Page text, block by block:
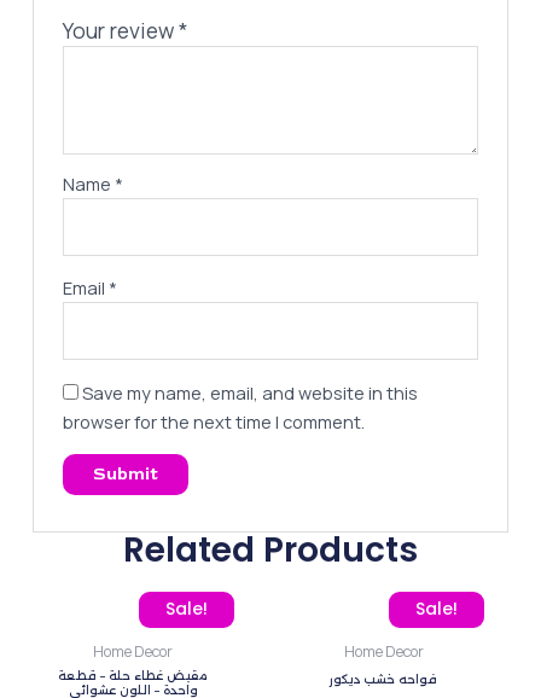
Your review*
Name *
Email *
Save my name, email, and website in this
browser for the next time I comment.
Related Products
Sale!
Home Decor
مقبض غطاء حلة – قطعة
واحدة – اللون عشوائي
Original price was: 25,00 EGP.
Current price is: 16,00 EGP. Sale!
Home Decor
فواحه خشب ديكور
Original price was:
Current